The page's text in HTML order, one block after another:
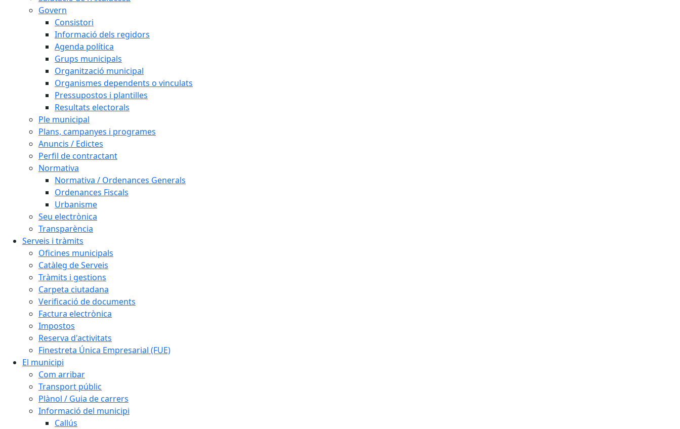
Govern
Consistori
Informació dels regidors
Agenda política
Grups municipals
Organització municipal
Organismes dependents o vinculats
Pressupostos i plantilles
Resultats electorals
Ple municipal
Plans, campanyes i programes
Anuncis / Edictes
Perfil de contractant
Normativa
Normativa / Ordenances Generals
Ordenances Fiscals
Urbanisme
Seu electrònica
Transparència
Serveis i tràmits
Oficines municipals
Catàleg de Serveis
Tràmits i gestions
Carpeta ciutadana
Verificació de documents
Factura electrònica
Impostos
Reserva d'activitats
Finestreta Única Empresarial (FUE)
El municipi
Com arribar
Transport públic
Plànol / Guia de carrers
Informació del municipi
Callús